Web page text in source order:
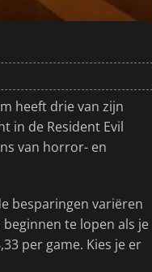
heeft drie van zijn
in de Resident Evil
van horror- en
besparingen variëren
te lopen als je
per game. Kies je er